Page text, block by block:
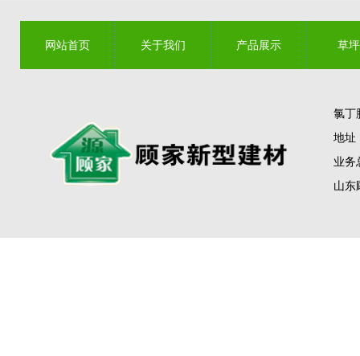
网站首页 关于我们 产品展示 草
氯丁
地址
业务
山东